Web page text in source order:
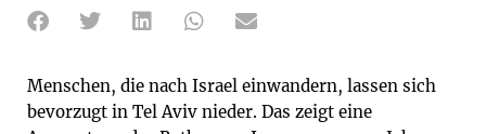
Menschen, die nach Israel einwandern, lassen sich
bevorzugt in Tel Aviv nieder. Das zeigt eine